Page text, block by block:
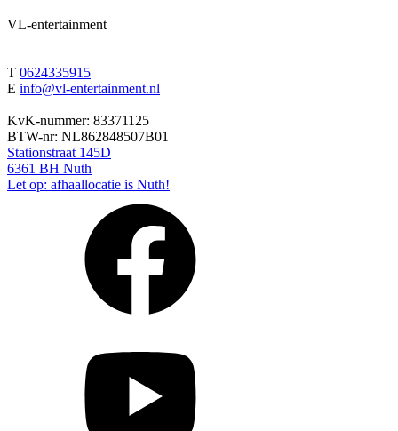
VL-entertainment
T 0624335915
E info@vl-entertainment.nl
KvK-nummer: 83371125
BTW-nr: NL862848507B01
Stationstraat 145D
6361 BH Nuth
Let op: afhaallocatie is Nuth!